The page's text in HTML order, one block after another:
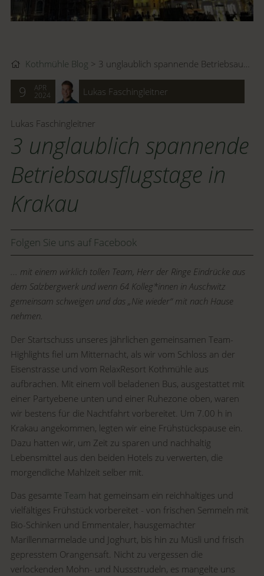
Kothmühle Blog 3 unglaublich spannende Betriebsausflugstage in Krakau
9
APR
2024
Lukas Faschingleitner
Lukas Faschingleitner
3 unglaublich spannende
Betriebsausflugstage in
Krakau
Folgen Sie uns auf Facebook
... mit einem wirklich tollen Team, Herr der Ringe Eindrücke aus
dem Salzbergwerk und wenn 64 Kolleg*innen in Auschwitz
gemeinsam schweigen und das „Nie wieder“ mit nach Hause
nehmen.
Der Startschuss unseres jährlichen gemeinsamen Team-
Highlights fiel um Mitternacht, als wir vom Schloss an der
Eisenstrasse und vom RelaxResort Kothmühle aus
aufbrachen. Mit einem voll beladenen Bus, ausgestattet mit
einer Partyebene unten und einer Ruhezone oben, waren
wir bestens für die Nachtfahrt vorbereitet. Um 7.00 h in
Krakau angekommen, legten wir eine Frühstückspause ein.
Dazu hatten wir, um Zeit zu sparen und nachhaltig
Lebensmittel aus den beiden Hotels zu verwerten, die
morgendliche Mahlzeit selber mit.
Das gesamteTeam hat gemeinsam ein reichhaltiges und
vielfältiges Frühstück vorbereitet - von frischen Semmeln mit
Bio-Schinken und Emmentaler, hausgemachter
Marillenmarmelade und Joghurt, bis hin zu Müsli und frisch
gepresstem Orangensaft. Nicht zu vergessen die
verlockenden Mohn- und Nussstrudeln, es mangelte uns